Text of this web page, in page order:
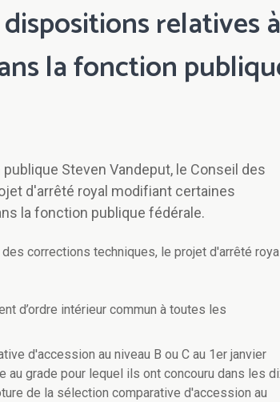
relatives à
la fonction
Steven Vandeput, le Conseil des
d'arrêté royal modifiant certaines
la fonction publique fédérale.
corrections techniques, le projet d'arrêté royal
d’ordre intérieur commun à toutes les
d'accession au niveau B ou C au 1er janvier
grade pour lequel ils ont concouru dans les
de la sélection comparative d'accession au